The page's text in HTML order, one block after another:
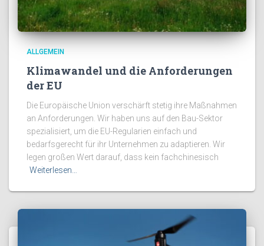
ALLGEMEIN
Klimawandel und die Anforderungen
der EU
Die Europäische Union verschärft stetig ihre Maßnahmen
an Anforderungen. Wir haben uns auf den Bau-Sektor
spezialisiert, um die EU-Regularien einfach und
bedarfsgerecht für ihr Unternehmen zu adaptieren. Wir
legen großen Wert darauf, dass kein fachchinesisch
Weiterlesen…